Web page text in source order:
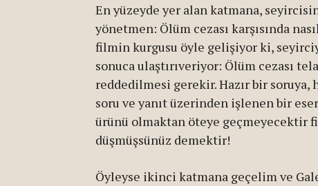
En yüzeyde yer alan katmana,
yönetmen: Ölüm cezası karşısında
filmin kurgusu öyle gelişiyor ki,
sonuca ulaştırıveriyor: Ölüm cezası
reddedilmesi gerekir. Hazır bir soruya,
soru ve yanıt üzerinden işlenen bir
ürünü olmaktan öteye geçmeyecektir
düşmüşsünüz demektir!
Öyleyse ikinci katmana geçelim ve